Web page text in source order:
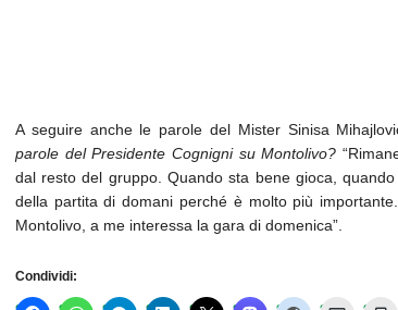
A seguire anche le parole del Mister Sinisa
parole del Presidente Cognigni su Montolivo?
dal resto del gruppo. Quando sta bene gioca,
della partita di domani perché è molto più
Montolivo, a me interessa la gara di domenica”.
Condividi: